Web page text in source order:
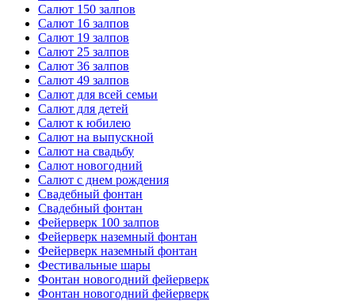
Салют 150 залпов
Салют 16 залпов
Салют 19 залпов
Салют 25 залпов
Салют 36 залпов
Салют 49 залпов
Салют для всей семьи
Салют для детей
Салют к юбилею
Салют на выпускной
Салют на свадьбу
Салют новогодний
Салют с днем рождения
Свадебный фонтан
Свадебный фонтан
Фейерверк 100 залпов
Фейерверк наземный фонтан
Фейерверк наземный фонтан
Фестивальные шары
Фонтан новогодний фейерверк
Фонтан новогодний фейерверк